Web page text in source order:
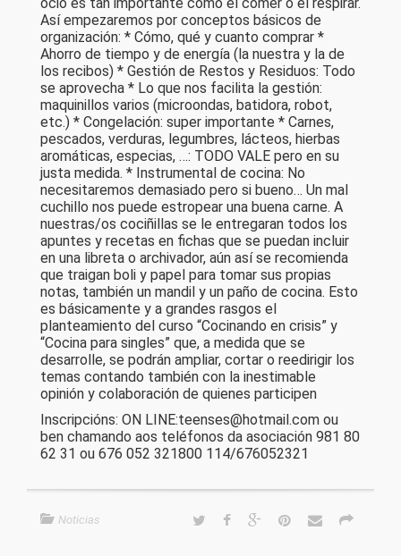
Así empezaremos por conceptos básicos de
organización: * Cómo, qué y cuanto comprar *
Ahorro de tiempo y de energía (la nuestra y la de
los recibos) * Gestión de Restos y Residuos: Todo
se aprovecha * Lo que nos facilita la gestión:
maquinillos varios (microondas, batidora, robot,
etc.) * Congelación: super importante * Carnes,
pescados, verduras, legumbres, lácteos, hierbas
aromáticas, especias, …: TODO VALE pero en su
justa medida. * Instrumental de cocina: No
necesitaremos demasiado pero si bueno… Un mal
cuchillo nos puede estropear una buena carne. A
nuestras/os cociñillas se le entregaran todos los
apuntes y recetas en fichas que se puedan incluir
en una libreta o archivador, aún así se recomienda
que traigan boli y papel para tomar sus propias
notas, también un mandil y un paño de cocina. Esto
es básicamente y a grandes rasgos el
planteamiento del curso “Cocinando en crisis” y
“Cocina para singles” que, a medida que se
desarrolle, se podrán ampliar, cortar o reedirigir los
temas contando también con la inestimable
opinión y colaboración de quienes participen
Inscripcións: ON LINE:teenses@hotmail.com ou
ben chamando aos teléfonos da asociación 981 80
62 31 ou 676 052 321800 114/676052321
Noticias